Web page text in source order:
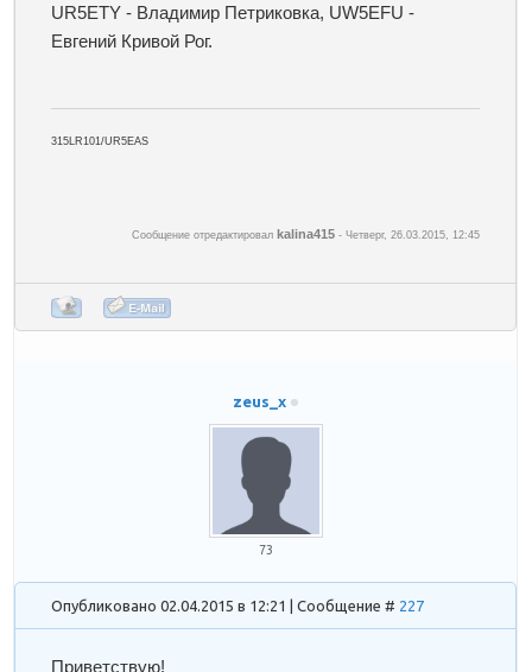
UR5ETY - Владимир Петриковка, UW5EFU -
Евгений Кривой Рог.
315LR101/UR5EAS
Сообщение отредактировал kalina415 -Четверг, 26.03.2015, 12:45
zeus_x
73
Опубликовано 02.04.2015 в 12:21 | Сообщение # 227
Приветствую!